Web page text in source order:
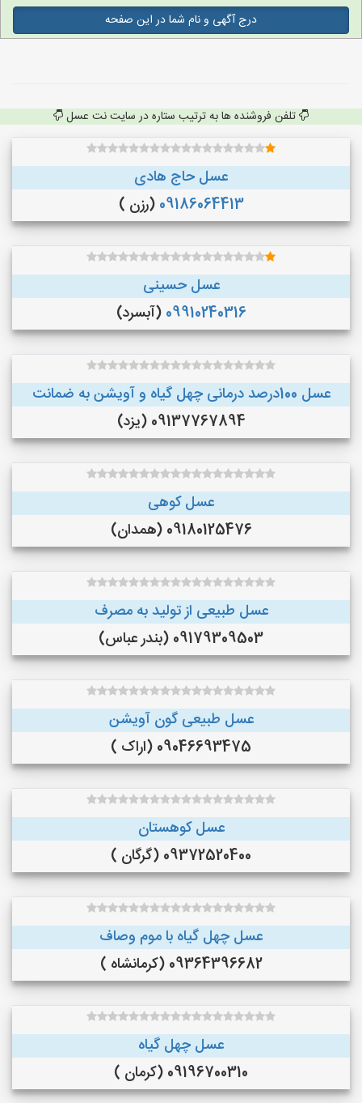
درج آگهی و نام شما در این صفحه
تلفن فروشنده ها به ترتیب ستاره در سایت نت عسل
عسل حاج هادی
09186064413 (رزن )
عسل حسینی
09910240316 (آبسرد)
عسل 100درصد درمانی چهل گیاه و آویشن به ضمانت
09137767894 (یزد)
عسل کوهی
09180125476 (همدان)
عسل طبیعی از تولید به مصرف
09179309503 (بندر عباس)
عسل طبیعی گون آویشن
09046693475 (اراک )
عسل کوهستان
09372520400 (گرگان )
عسل چهل گیاه با موم وصاف
09364396682 (کرمانشاه )
عسل چهل گیاه
09196700310 (کرمان )